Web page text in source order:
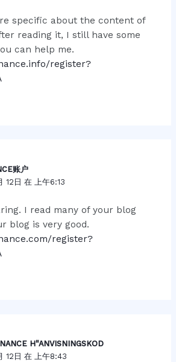
specific about the content of
reading it, I still have some
can help me.
register?
账户
12日 在 上午6:13
I read many of your blog
blog is very good.
register?
H"ANVISNINGSKOD
12日 在 上午8:43